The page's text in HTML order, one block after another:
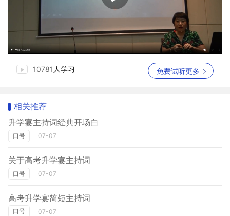
10781 人学习 免费试听更多
相关推荐
升学宴主持词经典开场白
口号 07-07
关于高考升学宴主持词
口号 07-07
高考升学宴简短主持词
口号 07-07